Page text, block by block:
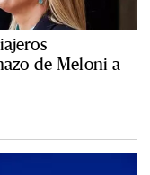
de Meloni a